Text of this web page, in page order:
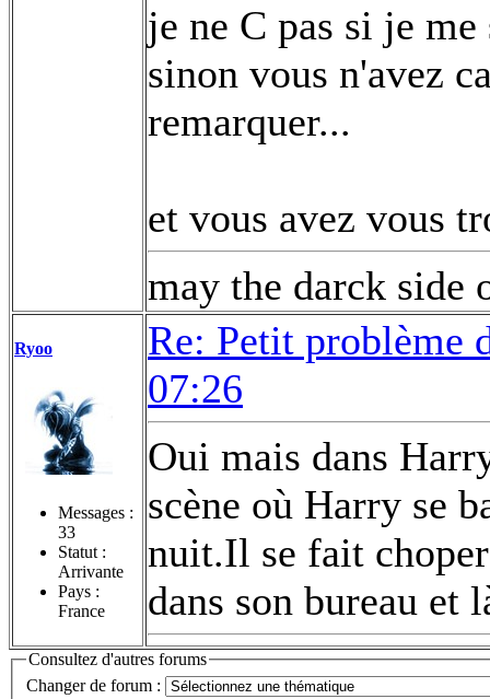
je ne C pas si je
sinon vous n'avez
remarquer...
et vous avez vous
may the darck
Ryoo
Messages :
33
Statut :
Arrivante
Pays :
France
Re: Petit problème
07:26
Oui mais dans
scène où Harry se
nuit.Il se fait
dans son bureau
Consultez d'autres forums
Changer de forum :